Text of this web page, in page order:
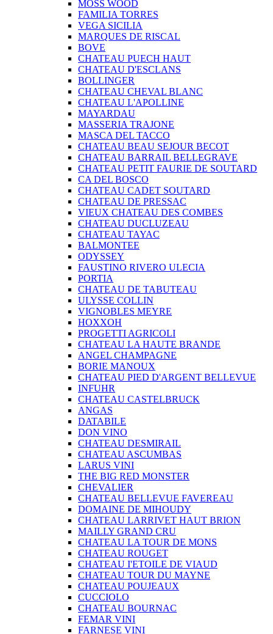
MOSS WOOD
FAMILIA TORRES
VEGA SICILIA
MARQUES DE RISCAL
BOVE
CHATEAU PUECH HAUT
CHATEAU D'ESCLANS
BOLLINGER
CHATEAU CHEVAL BLANC
CHATEAU L'APOLLINE
MAYARDAU
MASSERIA TRAJONE
MASCA DEL TACCO
CHATEAU BEAU SEJOUR BECOT
CHATEAU BARRAIL BELLEGRAVE
CHATEAU PETIT FAURIE DE SOUTARD
CA DEL BOSCO
CHATEAU CADET SOUTARD
CHATEAU DE PRESSAC
VIEUX CHATEAU DES COMBES
CHATEAU DUCLUZEAU
CHATEAU TAYAC
BALMONTEE
ODYSSEY
FAUSTINO RIVERO ULECIA
PORTIA
CHATEAU DE TABUTEAU
ULYSSE COLLIN
VIGNOBLES MEYRE
HOXXOH
PROGETTI AGRICOLI
CHATEAU LA HAUTE BRANDE
ANGEL CHAMPAGNE
BORIE MANOUX
CHATEAU PIED D'ARGENT BELLEVUE
INFUHR
CHATEAU CASTELBRUCK
ANGAS
DATABILE
DON VINO
CHATEAU DESMIRAIL
CHATEAU ASCUMBAS
LARUS VINI
THE BIG RED MONSTER
CHEVALIER
CHATEAU BELLEVUE FAVEREAU
DOMAINE DE MIHOUDY
CHATEAU LARRIVET HAUT BRION
MAILLY GRAND CRU
CHATEAU LA TOUR DE MONS
CHATEAU ROUGET
CHATEAU I'ETOILE DE VIAUD
CHATEAU TOUR DU MAYNE
CHATEAU POUJEAUX
CUCCIOLO
CHATEAU BOURNAC
FEMAR VINI
FARNESE VINI